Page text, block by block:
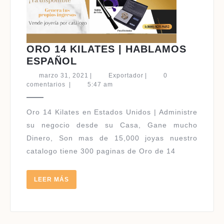
ORO 14 KILATES | HABLAMOS
ESPAÑOL
14
KILATES
HABLAMOS
ESPAÑOL
marzo 31, 2021 marzo
31,
ExportadorExportador
0
comentarios
5:47 am
Oro 14 Kilates en Estados Unidos | Administre
su negocio desde su Casa, Gane mucho
Dinero, Son mas de 15,000 joyas nuestro
catalogo tiene 300 paginas de Oro de 14
LEER MÁS
MÁS